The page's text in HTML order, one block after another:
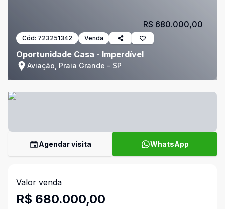
Cód: 723251342 Venda
Oportunidade Casa - Imperdível
Aviação, Praia Grande - SP
R$ 680.000,00
Agendar visita WhatsApp
Valor venda
R$ 680.000,00